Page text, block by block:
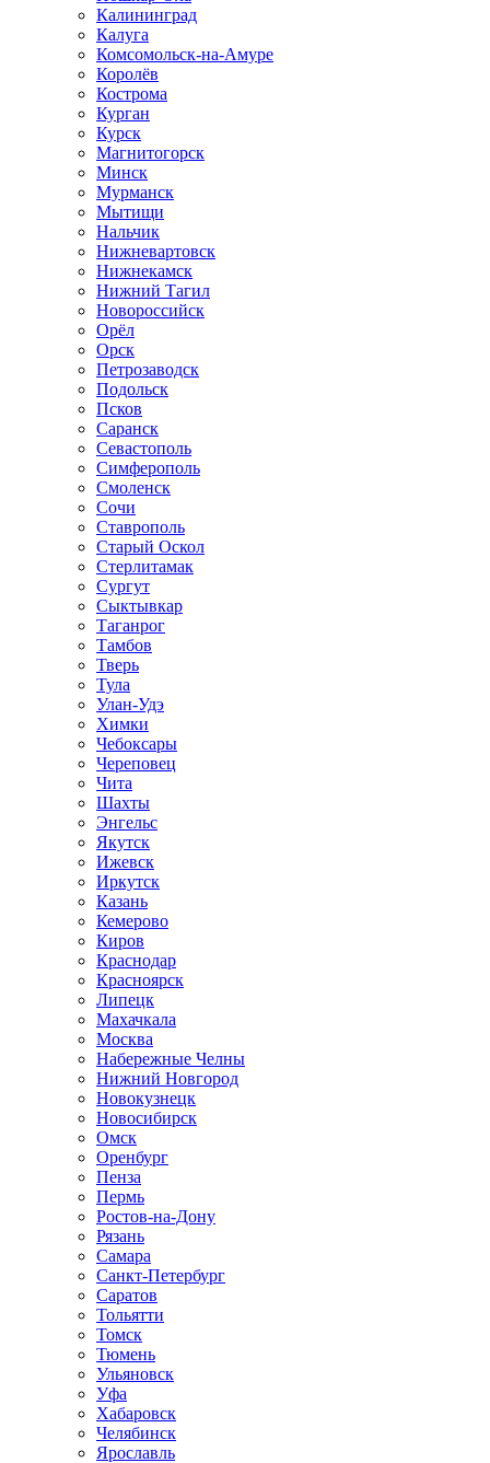
Калининград
Калуга
Комсомольск-на-Амуре
Королёв
Кострома
Курган
Курск
Магнитогорск
Минск
Мурманск
Мытищи
Нальчик
Нижневартовск
Нижнекамск
Нижний Тагил
Новороссийск
Орёл
Орск
Петрозаводск
Подольск
Псков
Саранск
Севастополь
Симферополь
Смоленск
Сочи
Ставрополь
Старый Оскол
Стерлитамак
Сургут
Сыктывкар
Таганрог
Тамбов
Тверь
Тула
Улан-Удэ
Химки
Чебоксары
Череповец
Чита
Шахты
Энгельс
Якутск
Ижевск
Иркутск
Казань
Кемерово
Киров
Краснодар
Красноярск
Липецк
Махачкала
Москва
Набережные Челны
Нижний Новгород
Новокузнецк
Новосибирск
Омск
Оренбург
Пенза
Пермь
Ростов-на-Дону
Рязань
Самара
Санкт-Петербург
Саратов
Тольятти
Томск
Тюмень
Ульяновск
Уфа
Хабаровск
Челябинск
Ярославль